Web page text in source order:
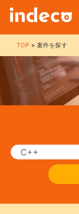
TOP 案件を探す